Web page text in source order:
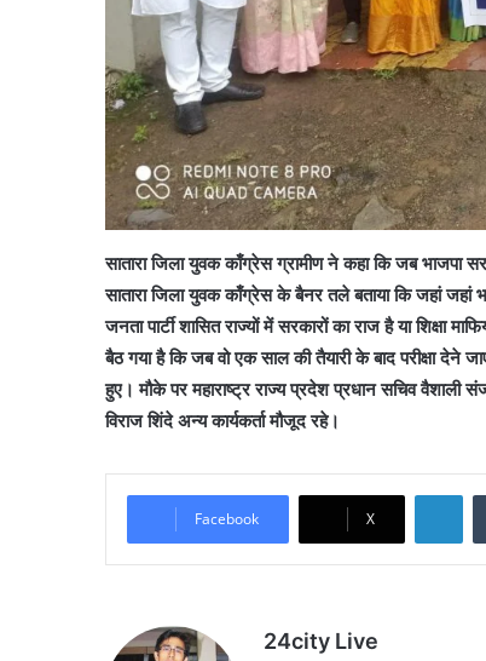
सातारा जिला युवक काँग्रेस ग्रामीण ने कहा कि जब भाजपा
सातारा जिला युवक काँग्रेस के बैनर तले बताया कि जहां
जनता पार्टी शासित राज्यों में सरकारों का राज है या
बैठ गया है कि जब वो एक साल की तैयारी के बाद परीक्षा देने
हुए। मौके पर महाराष्ट्र राज्य प्रदेश प्रधान सचिव वैशाली
विराज शिंदे अन्य कार्यकर्ता मौजूद रहे।
Facebook X
24city Live